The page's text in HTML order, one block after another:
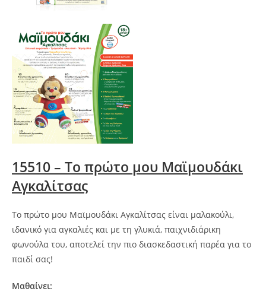
15510 – Το πρώτο μου Μαϊμουδάκι
Αγκαλίτσας
Το πρώτο μου Μαϊμουδάκι Αγκαλίτσας είναι μαλακούλι,
ιδανικό για αγκαλιές και με τη γλυκιά, παιχνιδιάρικη
φωνούλα του, αποτελεί την πιο διασκεδαστική παρέα για το
παιδί σας!
Μαθαίνει: